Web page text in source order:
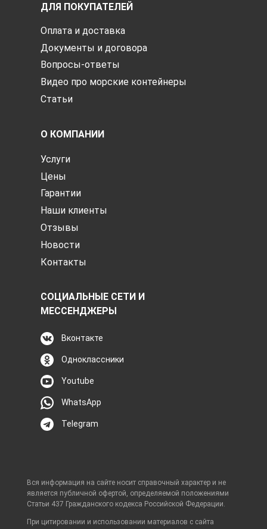
ДЛЯ ПОКУПАТЕЛЕЙ
Оплата и доставка
Документы и договора
Вопросы-ответы
Видео про морские контейнеры
Статьи
О КОМПАНИИ
Услуги
Цены
Гарантии
Наши клиенты
Отзывы
Новости
Контакты
СОЦИАЛЬНЫЕ СЕТИ И
МЕССЕНДЖЕРЫ
Вконтакте
Одноклассники
Youtube
WhatsApp
Telegram
Вся информация на сайте носит справочный характер и не
является публичной офертой, определяемой положениями
Статьи 437 Гражданского кодекса Российской Федерации.
При цитировании и использовании материалов с сайта